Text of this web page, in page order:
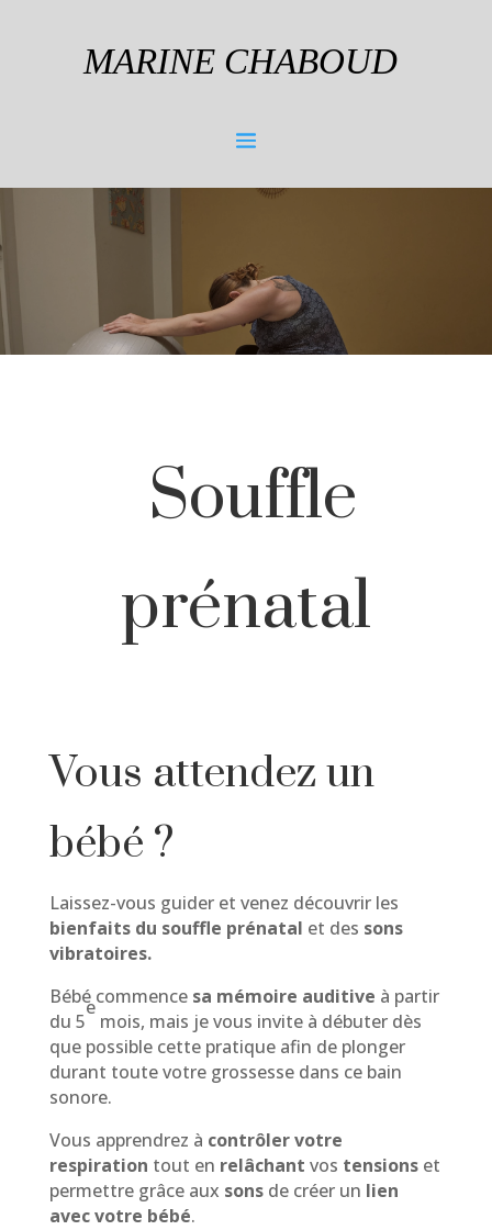
Souffle
prénatal
Vous attendez un
bébé ?
Laissez-vous guider et venez découvrir les
bienfaits du souffle prénatal et des sons
vibratoires.
Bébé commence sa mémoire auditive à partir
du 5
e
mois, mais je vous invite à débuter dès
que possible cette pratique afin de plonger
durant toute votre grossesse dans ce bain
sonore.
Vous apprendrez à contrôler votre
respiration tout en relâchant vos tensionset
permettre grâce aux sonsde créer un lien
avec votre bébé.